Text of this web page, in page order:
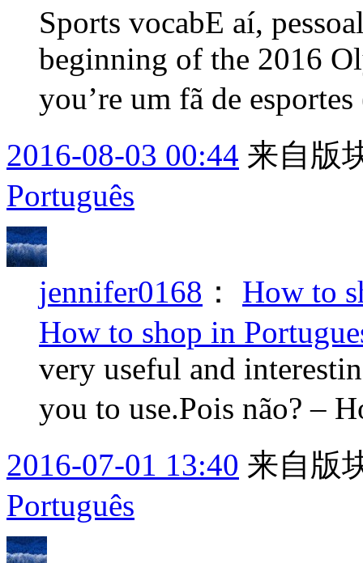
Sports vocabE aí,
beginning of the 2016
you’re um fã de
2016-08-03 00:44 来自版
Português
jennifer0168 ： How to
How to shop in
very useful and
you to use.Pois não? –
2016-07-01 13:40 来自版
Português